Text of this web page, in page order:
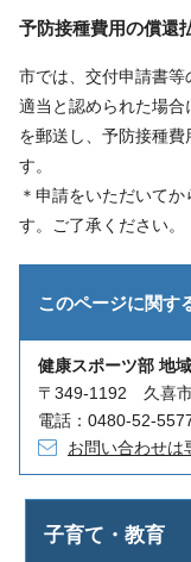
予防接種費用の償還
市では、交付申請書
適当と認められた場合
を郵送し、予防接種
す。
＊申請をいただいて
す。ご了承ください。
このページに関す
健康スポーツ部 地
〒349-1192 久喜
電話：0480-52-
お問い合わせは
子育て・教育